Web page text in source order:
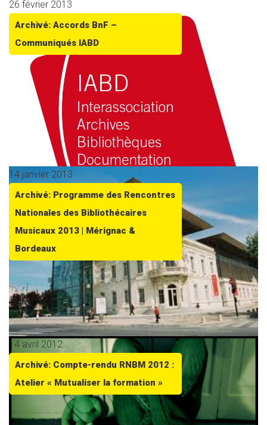
26 février 2013
Archivé: Accords BnF –
Communiqués IABD
14 janvier 2013
Archivé: Programme des Rencontres
Nationales des Bibliothécaires
Musicaux 2013 | Mérignac &
Bordeaux
14 avril 2012
Archivé: Compte-rendu RNBM 2012 :
Atelier « Mutualiser la formation »